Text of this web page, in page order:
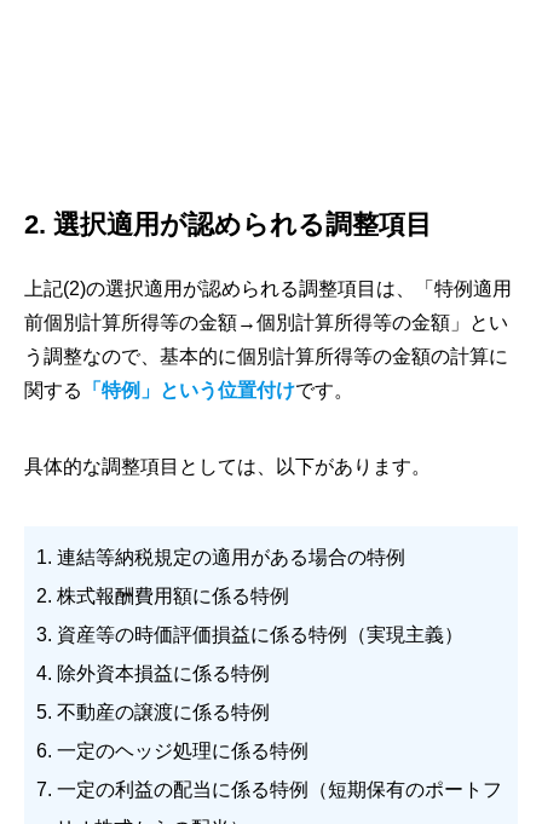
2. 選択適用が認められる調整項目
上記(2)の選択適用が認められる調整項目は、「特例適用
前個別計算所得等の金額→個別計算所得等の金額」とい
う調整なので、基本的に個別計算所得等の金額の計算に
関する
「特例」という位置付けです。
具体的な調整項目としては、以下があります。
1. 連結等納税規定の適用がある場合の特例
2. 株式報酬費用額に係る特例
3. 資産等の時価評価損益に係る特例（実現主義）
4. 除外資本損益に係る特例
5. 不動産の譲渡に係る特例
6. 一定のヘッジ処理に係る特例
7. 一定の利益の配当に係る特例（短期保有のポートフ